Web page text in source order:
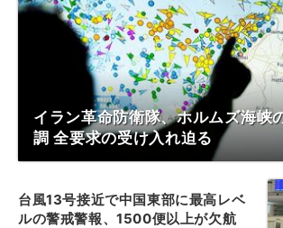
イラン革命防衛隊、ホルムズ海峡
調 全要求の受け入れ迫る
台風13号接近で中国東部に最高レベ
ルの警戒警報、1500便以上が欠航